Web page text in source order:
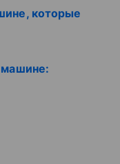
которые
машине: